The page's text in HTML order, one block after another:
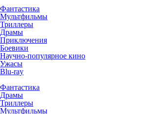
Фантастика
Мультфильмы
Триллеры
Драмы
Приключения
Боевики
Научно-популярное кино
Ужасы
Blu-ray
Фантастика
Драмы
Триллеры
Мультфильмы